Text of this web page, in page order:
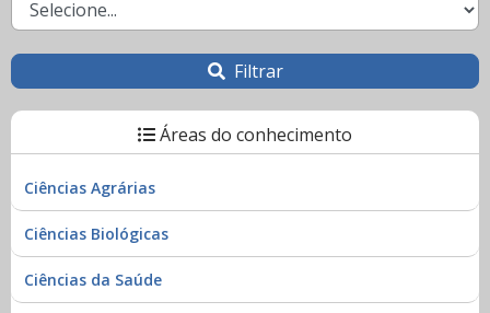
Filtrar
Áreas do conhecimento
Ciências Agrárias
Ciências Biológicas
Ciências da Saúde